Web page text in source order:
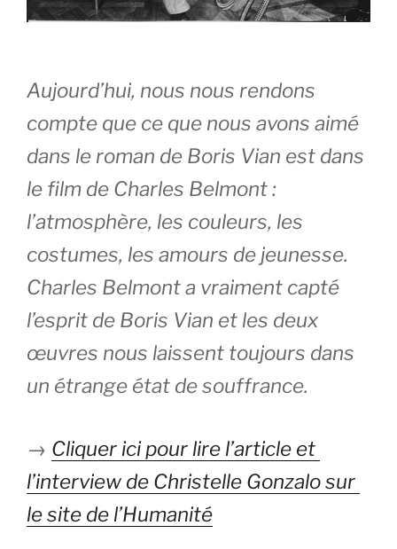
Aujourd’hui, nous nous rendons
compte que ce que nous avons aimé
dans le roman de Boris Vian est dans
le film de Charles Belmont :
l’atmosphère, les couleurs, les
costumes, les amours de jeunesse.
Charles Belmont a vraiment capté
l’esprit de Boris Vian et les deux
œuvres nous laissent toujours dans
un étrange état de souffrance.
→ Cliquer ici pour lire l’article et
l’interview de Christelle Gonzalo sur
le site de l’Humanité